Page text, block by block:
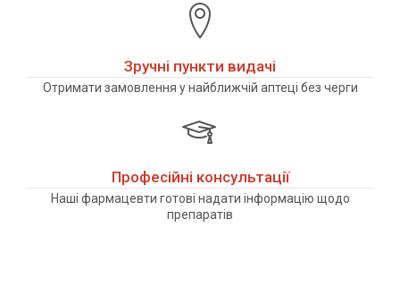
Зручні пункти видачі
Отримати замовлення у найближчій аптеці без черги
Професійні консультації
Наші фармацевти готові надати інформацію щодо
препаратів